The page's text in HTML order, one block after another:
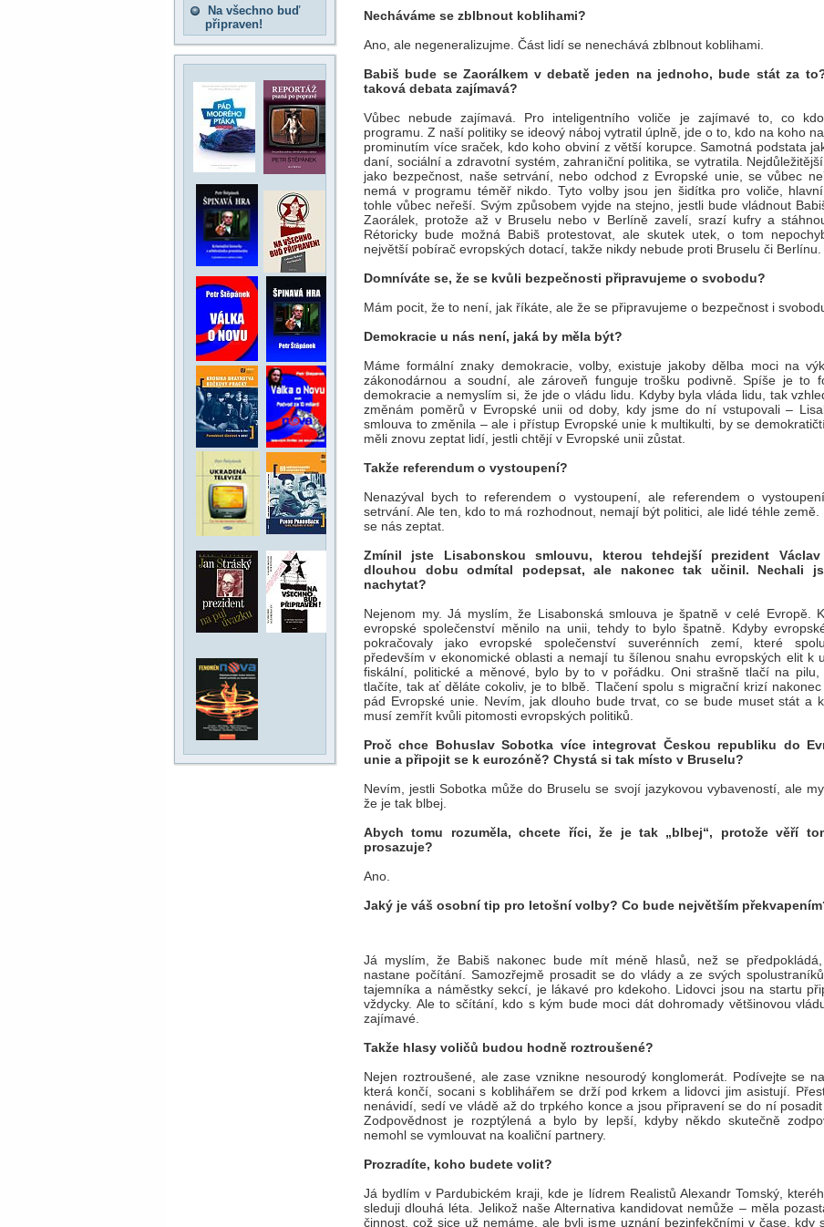
Na všechno buď
připraven!
Necháváme se zblbnout koblihami?
Ano, ale negeneralizujme. Část lidí se nenechává zblbnout koblihami.
Babiš bude se Zaorálkem v debatě jeden na jednoho, bude stát za
taková debata zajímavá?
Vůbec nebude zajímavá. Pro inteligentního voliče je zajímavé to, co
programu. Z naší politiky se ideový náboj vytratil úplně, jde o to, kdo na koho
prominutím více sraček, kdo koho obviní z větší korupce. Samotná podstata
daní, sociální a zdravotní systém, zahraniční politika, se vytratila.
jako bezpečnost, naše setrvání, nebo odchod z Evropské unie, se vůbec
nemá v programu téměř nikdo. Tyto volby jsou jen šidítka pro voliče,
tohle vůbec neřeší. Svým způsobem vyjde na stejno, jestli bude vládnout
Zaorálek, protože až v Bruselu nebo v Berlíně zavelí, srazí kufry a
Rétoricky bude možná Babiš protestovat, ale skutek utek, o tom
největší pobírač evropských dotací, takže nikdy nebude proti Bruselu či Berlínu.
Domníváte se, že se kvůli bezpečnosti připravujeme o svobodu?
Mám pocit, že to není, jak říkáte, ale že se připravujeme o bezpečnost i
Demokracie u nás není, jaká by měla být?
Máme formální znaky demokracie, volby, existuje jakoby dělba moci na
zákonodárnou a soudní, ale zároveň funguje trošku podivně. Spíše je to
demokracie a nemyslím si, že jde o vládu lidu. Kdyby byla vláda lidu, tak
změnám poměrů v Evropské unii od doby, kdy jsme do ní vstupovali –
smlouva to změnila – ale i přístup Evropské unie k multikulti, by se
měli znovu zeptat lidí, jestli chtějí v Evropské unii zůstat.
Takže referendum o vystoupení?
Nenazýval bych to referendem o vystoupení, ale referendem o
setrvání. Ale ten, kdo to má rozhodnout, nemají být politici, ale lidé téhle země.
se nás zeptat.
Zmínil jste Lisabonskou smlouvu, kterou tehdejší prezident Václav
dlouhou dobu odmítal podepsat, ale nakonec tak učinil. Nechali
nachytat?
Nejenom my. Já myslím, že Lisabonská smlouva je špatně v celé Evropě.
evropské společenství měnilo na unii, tehdy to bylo špatně. Kdyby
pokračovaly jako evropské společenství suverénních zemí, které
především v ekonomické oblasti a nemají tu šílenou snahu evropských elit k
fiskální, politické a měnové, bylo by to v pořádku. Oni strašně tlačí na pilu,
tlačíte, tak ať děláte cokoliv, je to blbě. Tlačení spolu s migrační krizí
pád Evropské unie. Nevím, jak dlouho bude trvat, co se bude muset stát a
musí zemřít kvůli pitomosti evropských politiků.
Proč chce Bohuslav Sobotka více integrovat Českou republiku do
unie a připojit se k eurozóně? Chystá si tak místo v Bruselu?
Nevím, jestli Sobotka může do Bruselu se svojí jazykovou vybaveností, ale
že je tak blbej.
Abych tomu rozuměla, chcete říci, že je tak „blbej“, protože věří
prosazuje?
Ano.
Jaký je váš osobní tip pro letošní volby? Co bude největším
Já myslím, že Babiš nakonec bude mít méně hlasů, než se
nastane počítání. Samozřejmě prosadit se do vlády a ze svých
tajemníka a náměstky sekcí, je lákavé pro kdekoho. Lidovci jsou na startu
vždycky. Ale to sčítání, kdo s kým bude moci dát dohromady většinovou
zajímavé.
Takže hlasy voličů budou hodně roztroušené?
Nejen roztroušené, ale zase vznikne nesourodý konglomerát. Podívejte se
která končí, socani s koblihářem se drží pod krkem a lidovci jim asistují.
nenávidí, sedí ve vládě až do trpkého konce a jsou připravení se do ní posadit
Zodpovědnost je rozptýlená a bylo by lepší, kdyby někdo skutečně
nemohl se vymlouvat na koaliční partnery.
Prozradíte, koho budete volit?
Já bydlím v Pardubickém kraji, kde je lídrem Realistů Alexandr Tomský,
sleduji dlouhá léta. Jelikož naše Alternativa kandidovat nemůže – měla
činnost, což sice už nemáme, ale byli jsme uznání bezinfekčními v čase, kdy